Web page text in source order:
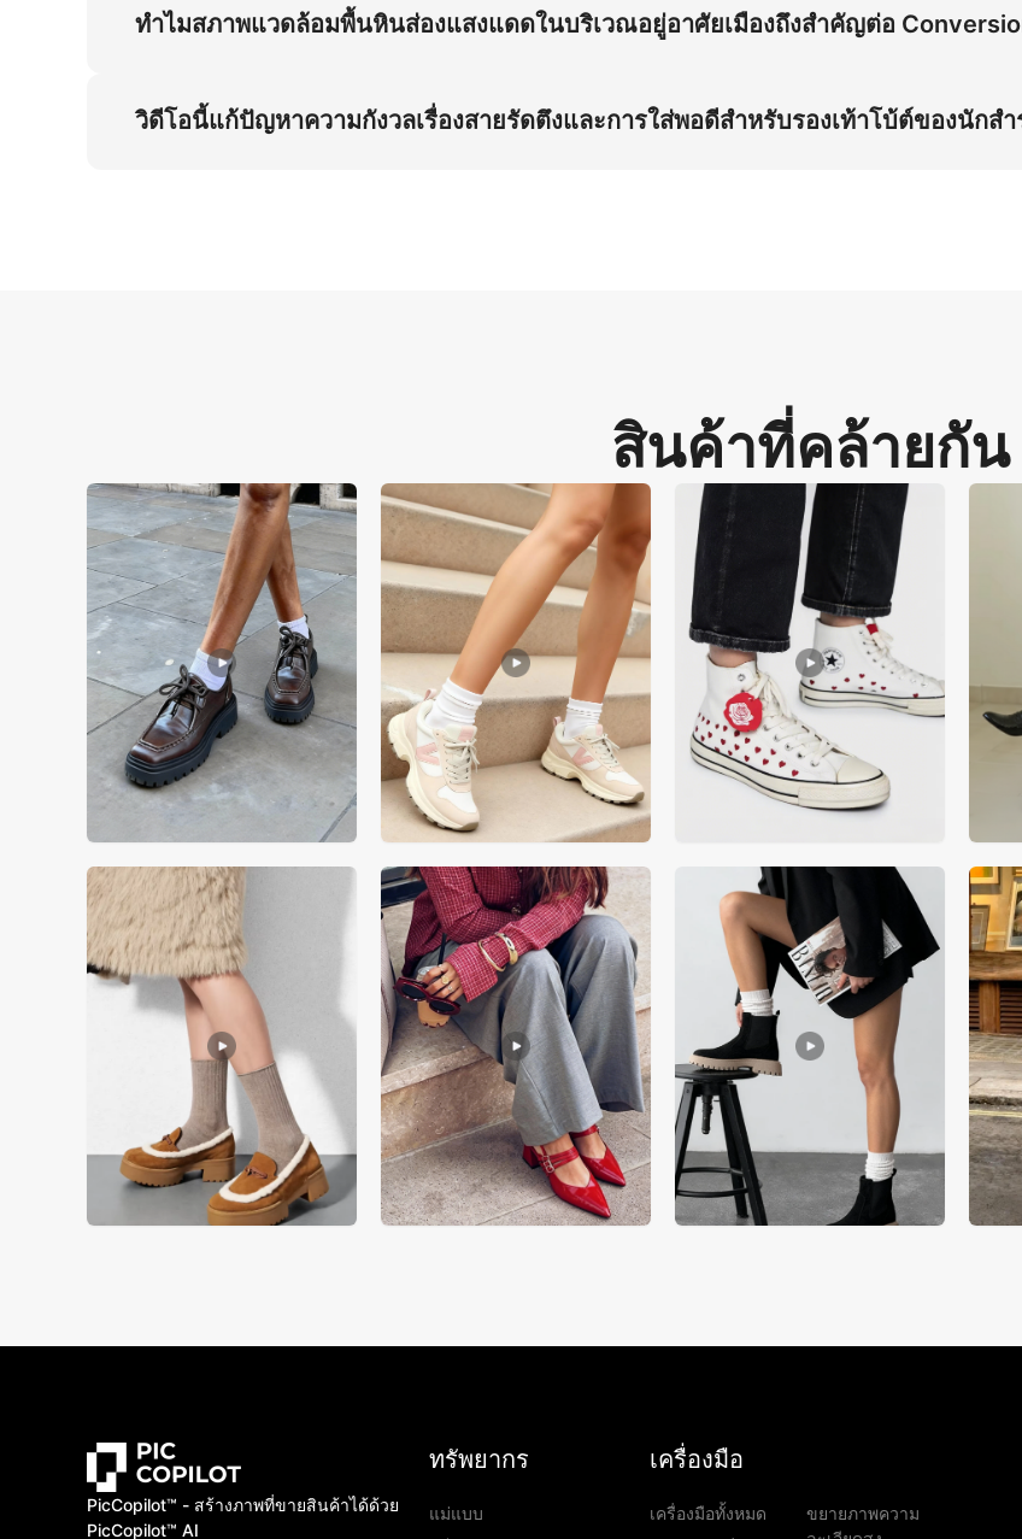
ส้นเท้าถึงปลายเท้าในวิดีโอ
ทำไมสภาพแวดล้อมพื้นหินส่องแสงแดดในบริเวณอยู่อาศัยเมืองถึงสำคัญต่อ
สอดคล้องกับแนวความงามยุโรป ทำให้ Conversion เพิ่มขึ้น 12% ในตลาดสตรีทแวร์สหรัฐฯ
วิดีโอนี้แก้ปัญหาความกังวลเรื่องสายรัดตึงและการใส่พอดีสำหรับรองเท้าโบ้ต์ของนักส
สินค้าที่คล้ายกัน
PicCopilot™️ - สร้างภาพที่ขายสินค้าได้ด้วย
PicCopilot™️ AI
ทรัพยากร
แม่แบบ
เครื่องมือ
เครื่องมือทั้งหมด
ขยายภาพความ